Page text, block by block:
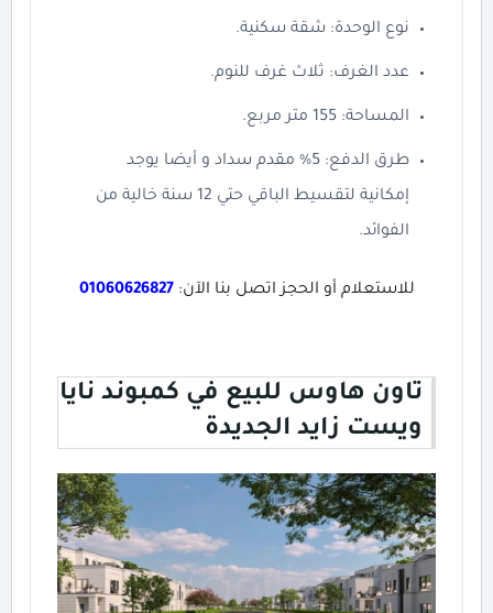
نوع الوحدة: شقة سكنية.
عدد الغرف: ثلاث غرف للنوم.
المساحة: 155 متر مربع.
طرق الدفع: 5% مقدم سداد و أيضا يوجد
إمكانية لتقسيط الباقي حتي 12 سنة
خالية من
الفوائد.
للاستعلام أو الحجز اتصل بنا الآن: 01060626827
تاون هاوس للبيع في كمبوند نايا
ويست زايد الجديدة